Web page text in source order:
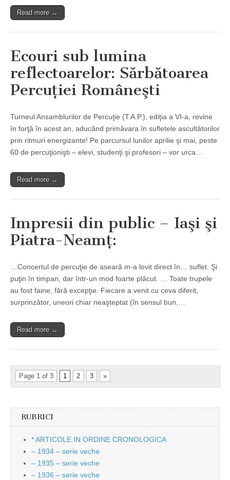
Read more →
Ecouri sub lumina
reflectoarelor: Sărbătoarea
Percuţiei Româneşti
Turneul Ansamblurilor de Percuţie (T.A.P.), ediţia a VI-a, revine
în forţă în acest an, aducând primăvara în sufletele ascultătorilor
prin ritmuri energizante! Pe parcursul lunilor aprilie şi mai, peste
60 de percuţionişti – elevi, studenţi şi profesori – vor urca…
Read more →
Impresii din public – Iaşi şi
Piatra-Neamţ:
…Concertul de percuţie de aseară m-a lovit direct în… suflet. Şi
puţin în timpan, dar într-un mod foarte plăcut. … Toate trupele
au fost faine, fără excepţie. Fiecare a venit cu ceva diferit,
surprinzător, uneori chiar neaşteptat (în sensul bun,…
Read more →
Page 1 of 3 1 2 3 »
RUBRICI
* ARTICOLE IN ORDINE CRONOLOGICA
– 1934 – serie veche
– 1935 – serie veche
– 1936 – serie veche